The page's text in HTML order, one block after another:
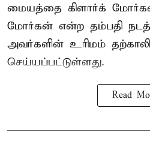
மையத்தை கிளார்க்
மோர்கன் என்ற தம்பதி
அவர்களின் உரிமம்
செய்யப்பட்டுள்ளது.
Read